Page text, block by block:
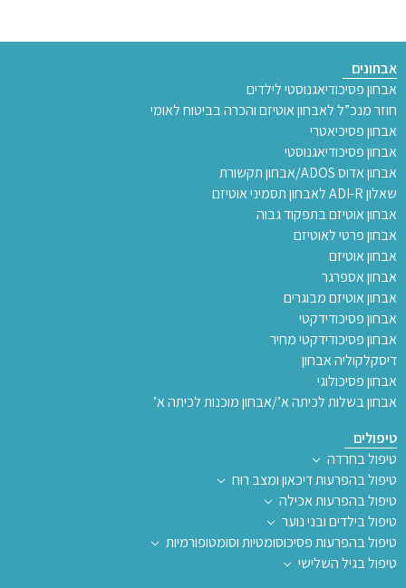
אבחונים
אבחון פסיכודיאגנוסטי לילדים
חוזר מנכ”ל לאבחון אוטיזם והכרה בביטוח לאומי
אבחון פסיכיאטרי
אבחון פסיכודיאגנוסטי
אבחון אדוס ADOS/אבחון תקשורת
שאלון ADI-R לאבחון תסמיני אוטיזם
אבחון אוטיזם בתפקוד גבוה
אבחון פרטי לאוטיזם
אבחון אוטיזם
אבחון אספרגר
אבחון אוטיזם מבוגרים
אבחון פסיכודידקטי
אבחון פסיכודידקטי מחיר
דיסקלקוליה אבחון
אבחון פסיכולוגי
אבחון בשלות לכיתה א’/אבחון מוכנות לכיתה א’
טיפולים
טיפול בחרדה
טיפול בהפרעות דיכאון ומצב רוח
טיפול בהפרעות אכילה
טיפול בילדים ובני נוער
טיפול בהפרעות פסיכוסומטיות וסומטופורמיות
טיפול בגיל השלישי